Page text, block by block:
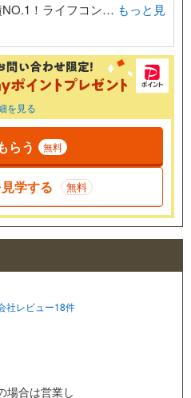
NO.1！ライフコン… もっと見
を見る
らう 無料
学する 無料
社レビュー18件
場合は営業し